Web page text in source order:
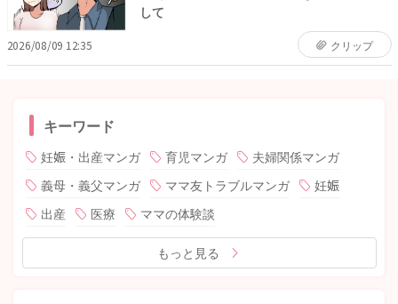
して
2026/08/09 12:35 クリップ
キーワード
妊娠・出産マンガ 育児マンガ
夫婦関係マンガ
義母・義父マンガ
ママ友トラブルマンガ
妊娠
出産
医療 ママの体験談
もっと見る